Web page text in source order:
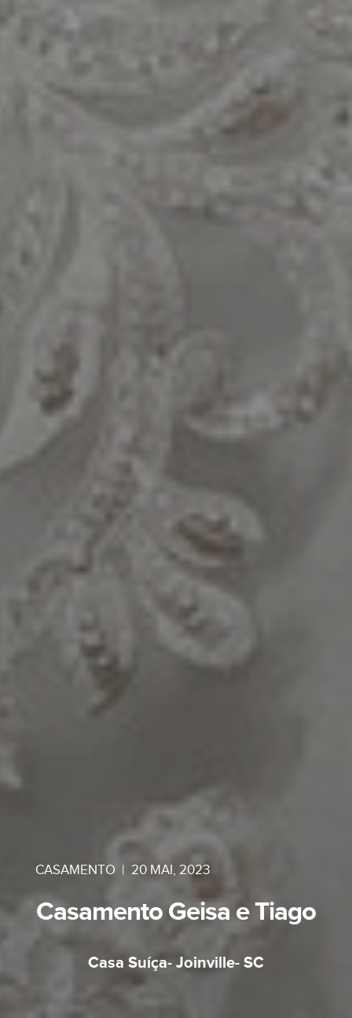
CASAMENTO | 20 MAI, 2023
Casamento Geisa e Tiago
Casa Suíça- Joinville- SC